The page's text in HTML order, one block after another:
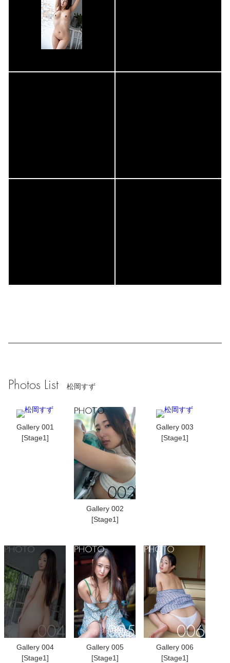
Photos List 松岡すず
Gallery 001
[Stage1]
Gallery 002
[Stage1]
Gallery 003
[Stage1]
Gallery 004
[Stage1]
Gallery 005
[Stage1]
Gallery 006
[Stage1]